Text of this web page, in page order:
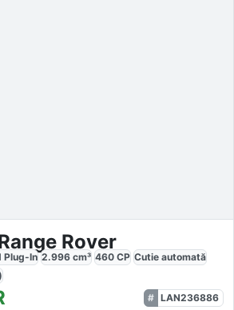
Rover
Plug-In 2.996 cm³ 460 CP Cutie automată
LAN236886